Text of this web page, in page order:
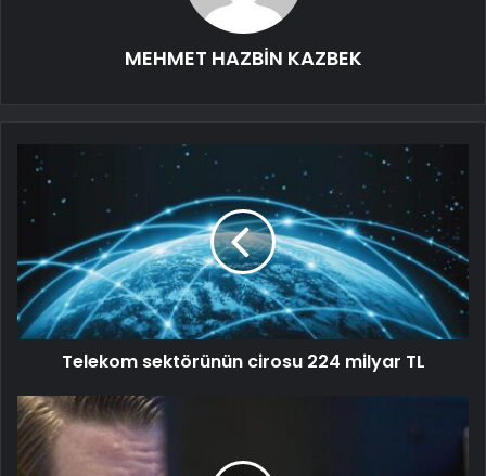
MEHMET HAZBİN KAZBEK
Telekom sektörünün cirosu 224 milyar TL